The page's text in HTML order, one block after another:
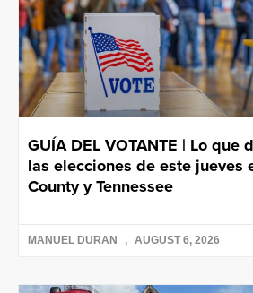
GUÍA DEL VOTANTE | Lo que
las elecciones de este jueves
County y Tennessee
MANUEL DURAN AUGUST 6, 2026